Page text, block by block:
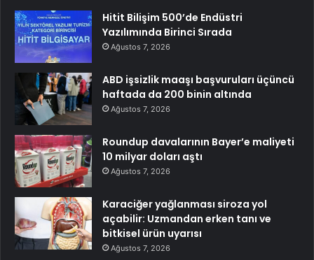
Hitit Bilişim 500’de Endüstri
Yazılımında Birinci Sırada
Ağustos 7, 2026
ABD işsizlik maaşı başvuruları üçüncü
haftada da 200 binin altında
Ağustos 7, 2026
Roundup davalarının Bayer’e maliyeti
10 milyar doları aştı
Ağustos 7, 2026
Karaciğer yağlanması siroza yol
açabilir: Uzmandan erken tanı ve
bitkisel ürün uyarısı
Ağustos 7, 2026